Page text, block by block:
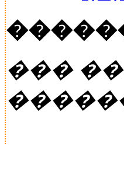
���